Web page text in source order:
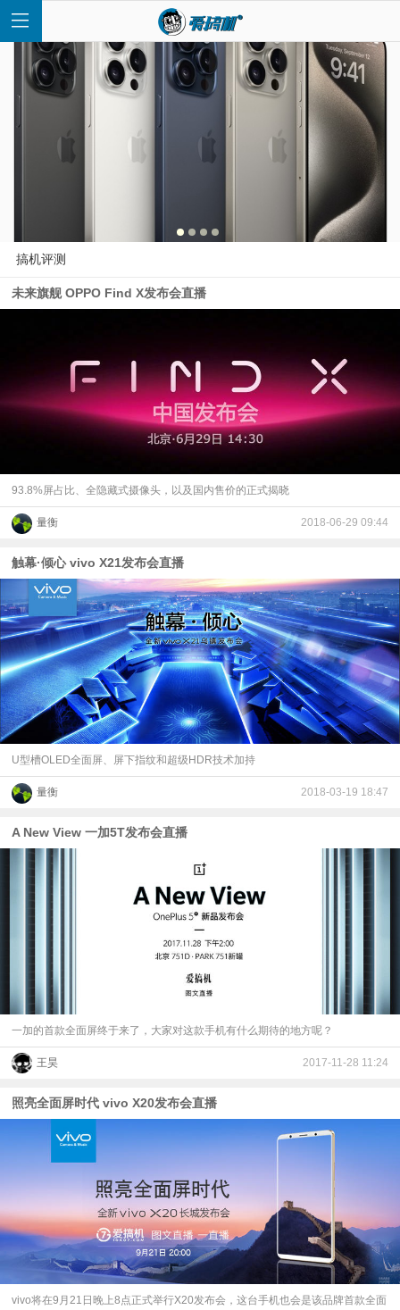
快
讯
频
科
普
体
验
专
题
搞机评测
未来旗舰 OPPO Find X发布会直播
93.8%屏占比、全隐藏式摄像头，以及国内售价的正式揭晓
量衡 2018-06-29 09:44
触幕·倾心 vivo X21发布会直播
U型槽OLED全面屏、屏下指纹和超级HDR技术加持
量衡 2018-03-19 18:47
A New View 一加5T发布会直播
一加的首款全面屏终于来了，大家对这款手机有什么期待的地方呢？
王昊 2017-11-28 11:24
照亮全面屏时代 vivo X20发布会直播
vivo将在9月21日晚上8点正式举行X20发布会，这台手机也会是该品牌首款全面